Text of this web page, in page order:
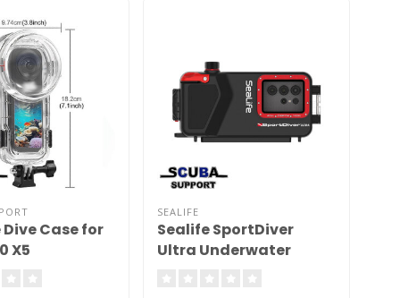
Case for
X5
SEALIFE
Sealife SportDiver
Ultra Underwater